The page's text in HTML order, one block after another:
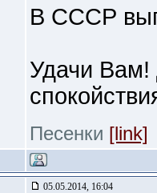
В СССР
Удачи
Песенки [link]
05.05.2014, 16:04